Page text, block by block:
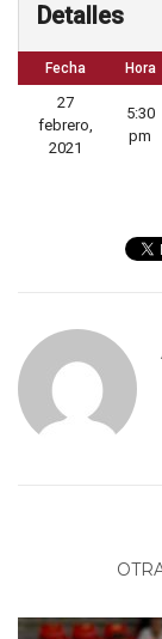
Detalles
Fecha Hora
27
febrero,
2021
5:30
pm